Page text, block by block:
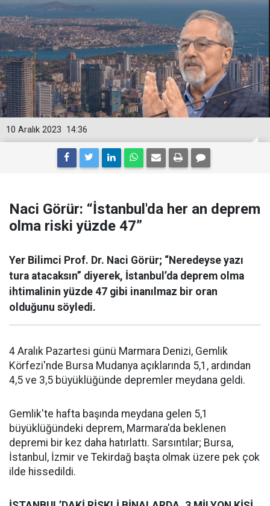
14:36
10 Aralık 2023
Naci Görür: “İstanbul'da her an deprem
olma riski yüzde 47”
Yer Bilimci Prof. Dr. Naci Görür; “Neredeyse yazı
tura atacaksın” diyerek, İstanbul’da deprem olma
ihtimalinin yüzde 47 gibi inanılmaz bir oran
olduğunu söyledi.
4 Aralık Pazartesi günü Marmara Denizi, Gemlik
Körfezi'nde Bursa Mudanya açıklarında 5,1, ardından
4,5 ve 3,5 büyüklüğünde depremler meydana geldi.
Gemlik'te hafta başında meydana gelen 5,1
büyüklüğündeki deprem, Marmara'da beklenen
depremi bir kez daha hatırlattı. Sarsıntılar; Bursa,
İstanbul, İzmir ve Tekirdağ başta olmak üzere pek çok
ilde hissedildi.